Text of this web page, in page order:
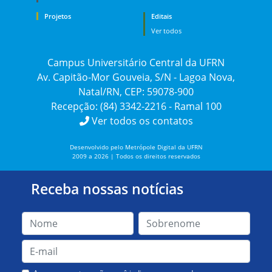
Projetos
Editais
Ver todos
Campus Universitário Central da UFRN
Av. Capitão-Mor Gouveia, S/N - Lagoa Nova,
Natal/RN, CEP: 59078-900
Recepção: (84) 3342-2216 - Ramal 100
Ver todos os contatos
Desenvolvido pelo Metrópole Digital da UFRN
2009 a 2026 | Todos os direitos reservados
Receba nossas notícias